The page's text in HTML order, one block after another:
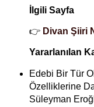
İlgili Sayfa
👉 Divan Şiiri
Yararlanılan
Edebi Bir Tür
Özelliklerine
Süleyman